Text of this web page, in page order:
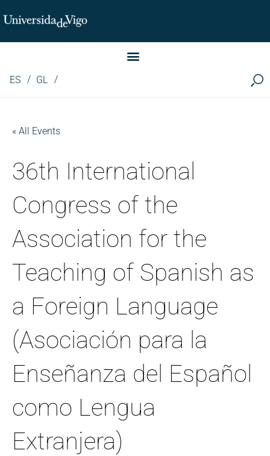
Instituto de Investigación LINGUA (iLingua)
ES GL
« All Events
36th International
Congress of the
Association for the
Teaching of Spanish as
a Foreign Language
(Asociación para la
Enseñanza del Español
como Lengua
Extranjera)